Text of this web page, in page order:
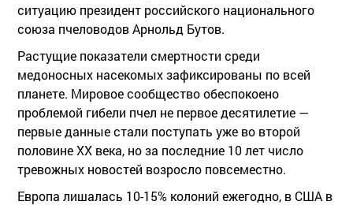
ситуацию президент российского национального
союза пчеловодов Арнольд Бутов.
Растущие показатели смертности среди
медоносных насекомых зафиксированы по всей
планете. Мировое сообщество обеспокоено
проблемой гибели пчел не первое десятилетие —
первые данные стали поступать уже во второй
половине XX века, но за последние 10 лет число
тревожных новостей возросло повсеместно.
Европа лишалась 10-15% колоний ежегодно, в США в